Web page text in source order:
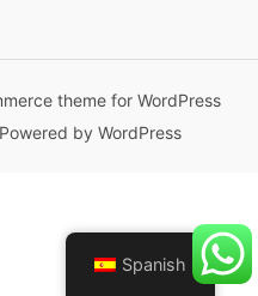
theme for WordPress
by WordPress
Spanish